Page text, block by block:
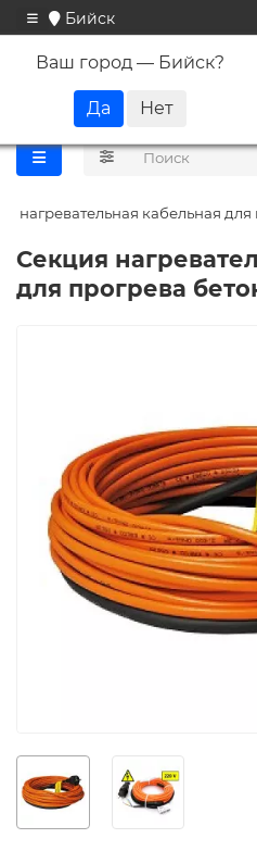
Бийск
Ваш город — Бийск?
нагревательная кабельная
Секция
для прогрева